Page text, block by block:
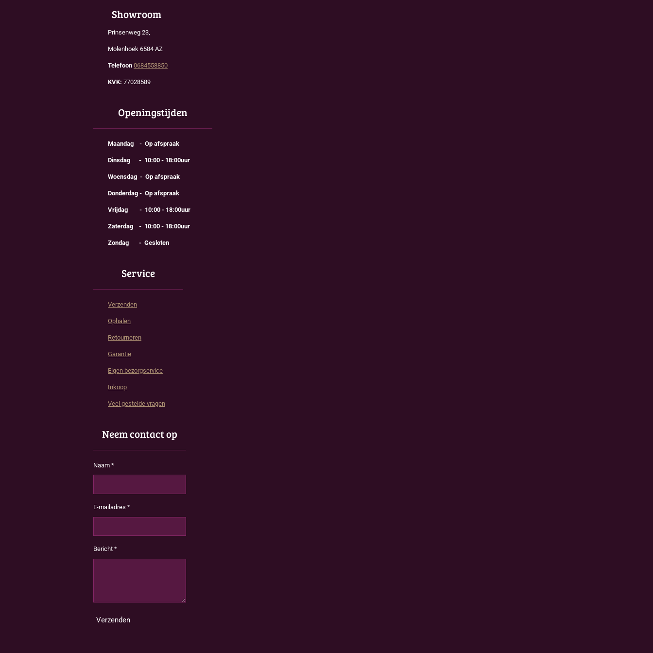
Showroom
Prinsenweg 23,
Molenhoek 6584 AZ
Telefoon 0684558850
KVK: 77028589
Openingstijden
Maandag - Op afspraak
Dinsdag - 10:00 - 18:00uur
Woensdag - Op afspraak
Donderdag - Op afspraak
Vrijdag - 10:00 - 18:00uur
Zaterdag - 10:00 - 18:00uur
Zondag - Gesloten
Service
Verzenden
Ophalen
Retourneren
Garantie
Eigen bezorgservice
Inkoop
Veel gestelde vragen
Neem contact op
Naam *
E-mailadres *
Bericht *
Verzenden